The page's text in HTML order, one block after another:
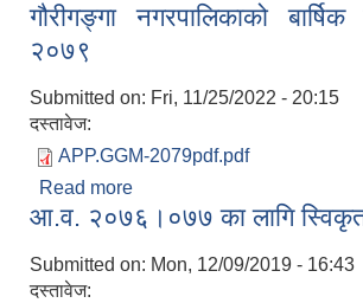
वार्षिक बजेट पुस्तिका, २०७९ ! !!
गौरीगङ्गा नगरपालिकाको
२०७९
Submitted on: Fri, 11/25/2022 - 20:15
दस्तावेज:
APP.GGM-2079pdf.pdf
Read more
२०७९
आ.व. २०७६।०७७ का लागि
Submitted on: Mon, 12/09/2019 - 16:43
दस्तावेज: